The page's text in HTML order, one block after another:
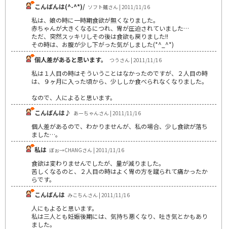
こんばんは(^-^*)/ ソフト麺さん | 2011/11/16
私は、娘の時に一時期食欲が無くなりました。
赤ちゃんが大きくなるにつれ、胃が圧迫されていました…
ただ、突然スッキリしその後は食欲も戻りました!!
その時は、お腹が少し下がった気がしました(*^_^*)
個人差があると思います。
つうさん | 2011/11/16
私は１人目の時はそういうことはなかったのですが、２人目の時
は、９ヶ月に入った頃から、少ししか食べられなくなりました。
なので、人によると思います。
こんばんは♪ あーちゃんさん | 2011/11/16
個人差があるので、わかりませんが、私の場合、少し食欲が落ち
ました…。
私は ぼぉ→CHANGさん | 2011/11/16
食欲は変わりませんでしたが、量が減りました。
苦しくなるのと、２人目の時はよく胃の方を蹴られて痛かったか
らです。
こんばんは みこちんさん | 2011/11/16
人にもよると思います。
私は三人とも妊娠後期には、気持ち悪くなり、吐き気とかもあり
ました。